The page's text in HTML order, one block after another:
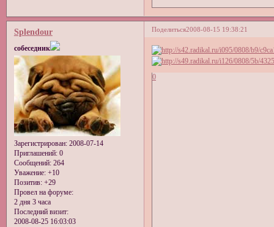
Поделиться2008-08-15 19:38:21
Splendour
собеседник
Зарегистрирован: 2008-07-14
Приглашений:0
Сообщений:264
Уважение: +10
Позитив: +29
Провел на форуме:
2 дня 3 часа
Последний визит:
2008-08-25 16:03:03
0